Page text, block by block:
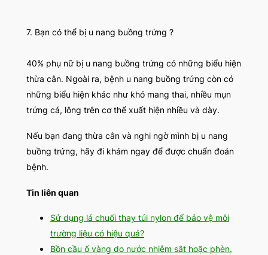
7. Bạn có thể bị u nang buồng trứng ?
40% phụ nữ bị u nang buồng trứng có những biểu hiện
thừa cân. Ngoài ra, bệnh u nang buồng trứng còn có
những biểu hiện khác như khó mang thai, nhiều mụn
trứng cá, lông trên cơ thể xuất hiện nhiều và dày.
Nếu bạn đang thừa cân và nghi ngờ mình bị u nang
buồng trứng, hãy đi khám ngay để được chuẩn đoán
bệnh.
Tin liên quan
Sử dụng lá chuối thay túi nylon để bảo vệ môi
trường liệu có hiệu quả?
Bồn cầu ố vàng do nước nhiễm sắt hoặc phèn.